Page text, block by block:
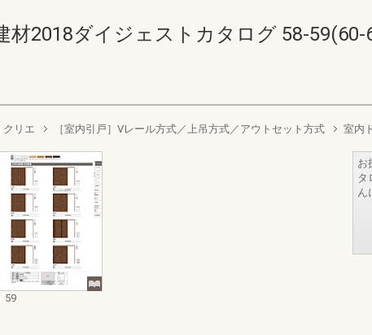
材2018ダイジェストカタログ 58-59(60-
クリエ ［室内引戸］Vレール方式／上吊方式／アウトセット方式 室内
59
お
タ
ん